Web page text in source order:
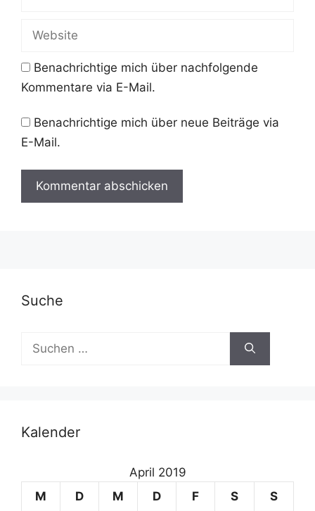
Benachrichtige mich über nachfolgende
Kommentare via E-Mail.
Benachrichtige mich über neue Beiträge via
E-Mail.
n
Suche
nach:
Kalender
April 2019
M
D M D F S S